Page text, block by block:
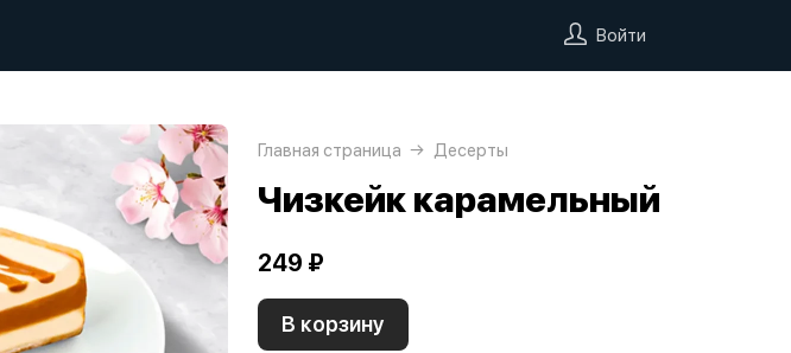
Войти
Главная страница Десерты
Чизкейк карамельный
249 ₽
В корзину